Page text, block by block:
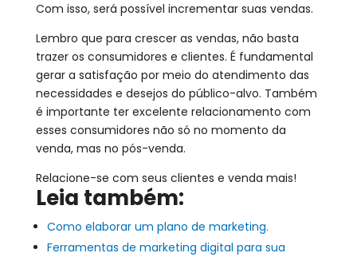
Com isso, será possível incrementar suas vendas.
Lembro que para crescer as vendas, não basta
trazer os consumidores e clientes. É fundamental
gerar a satisfação por meio do atendimento das
necessidades e desejos do público-alvo. Também
é importante ter excelente relacionamento com
esses consumidores não só no momento da
venda, mas no pós-venda.
Relacione-se com seus clientes e venda mais!
Leia também:
Como elaborar um plano de marketing.
Ferramentas de marketing digital para sua